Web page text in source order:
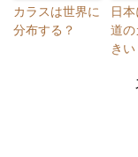
カラスは世界に
分布する？
日
道の
きい